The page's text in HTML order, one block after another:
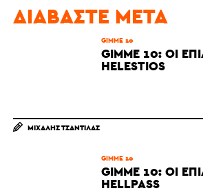
ΔΙΑΒΆΣΤΕ ΜΕΤΆ
GIMME 10
GIMME 10: ΟΙ
HELESTIOS
ΜΙΧΆΛΗΣ ΤΣΑΝΤΊΛΑΣ
GIMME 10
GIMME 10: ΟΙ
HELLPASS